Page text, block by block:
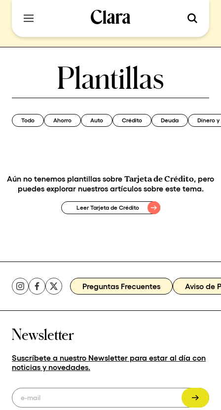
Plantillas
Todo Ahorro Auto Crédito Deuda Dinero
Aún no tenemos plantillas sobre Tarjeta de Crédito, pero
puedes explorar nuestros artículos sobre este tema.
Leer Tarjeta de Crédito
Preguntas Frecuentes Aviso de
Newsletter
Suscríbete a nuestro Newsletter para estar al día con
noticias y novedades.